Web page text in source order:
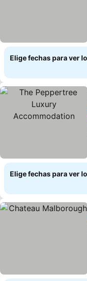
Elige fechas para ver
Elige fechas para ver